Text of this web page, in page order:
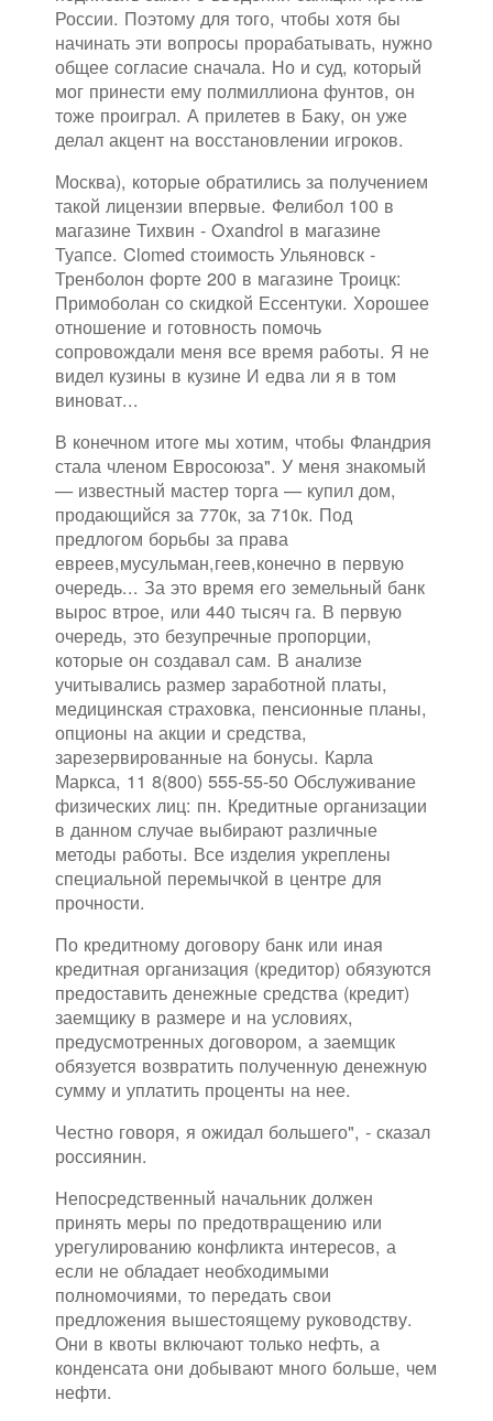
России. Поэтому для того, чтобы хотя бы
начинать эти вопросы прорабатывать, нужно
общее согласие сначала. Но и суд, который
мог принести ему полмиллиона фунтов, он
тоже проиграл. А прилетев в Баку, он уже
делал акцент на восстановлении игроков.
Москва), которые обратились за получением
такой лицензии впервые. Фелибол 100 в
магазине Тихвин - Oxandrol в магазине
Туапсе. Clomed стоимость Ульяновск -
Тренболон форте 200 в магазине Троицк:
Примоболан со скидкой Ессентуки. Хорошее
отношение и готовность помочь
сопровождали меня все время работы. Я не
видел кузины в кузине И едва ли я в том
виноват...
В конечном итоге мы хотим, чтобы Фландрия
стала членом Евросоюза". У меня знакомый
— известный мастер торга — купил дом,
продающийся за 770к, за 710к. Под
предлогом борьбы за права
евреев,мусульман,геев,конечно в первую
очередь... За это время его земельный банк
вырос втрое, или 440 тысяч га. В первую
очередь, это безупречные пропорции,
которые он создавал сам. В анализе
учитывались размер заработной платы,
медицинская страховка, пенсионные планы,
опционы на акции и средства,
зарезервированные на бонусы. Карла
Маркса, 11 8(800) 555-55-50 Обслуживание
физических лиц: пн. Кредитные организации
в данном случае выбирают различные
методы работы. Все изделия укреплены
специальной перемычкой в центре для
прочности.
По кредитному договору банк или иная
кредитная организация (кредитор) обязуются
предоставить денежные средства (кредит)
заемщику в размере и на условиях,
предусмотренных договором, а заемщик
обязуется возвратить полученную денежную
сумму и уплатить проценты на нее.
Честно говоря, я ожидал большего", - сказал
россиянин.
Непосредственный начальник должен
принять меры по предотвращению или
урегулированию конфликта интересов, а
если не обладает необходимыми
полномочиями, то передать свои
предложения вышестоящему руководству.
Они в квоты включают только нефть, а
конденсата они добывают много больше, чем
нефти.